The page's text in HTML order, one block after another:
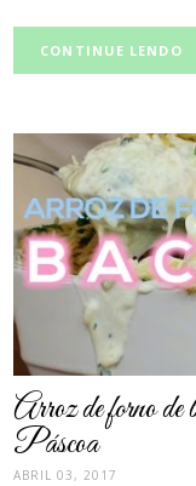
CONTINUE LENDO
thumbnail
Arroz de forno de
Páscoa
ABRIL 03, 2017